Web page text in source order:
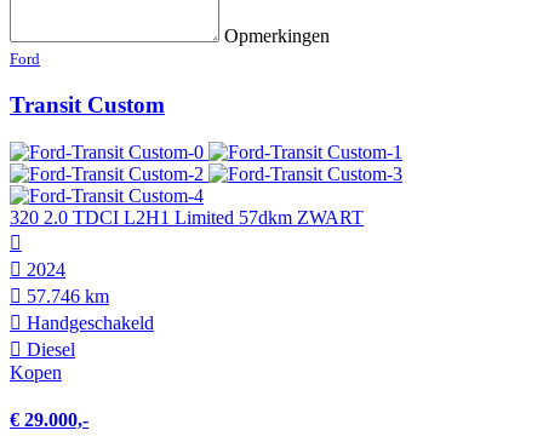
Opmerkingen
Ford
Transit Custom
320 2.0 TDCI L2H1 Limited 57dkm ZWART
2024
57.746 km
Hand­geschakeld
Diesel
Kopen
€ 29.000,-